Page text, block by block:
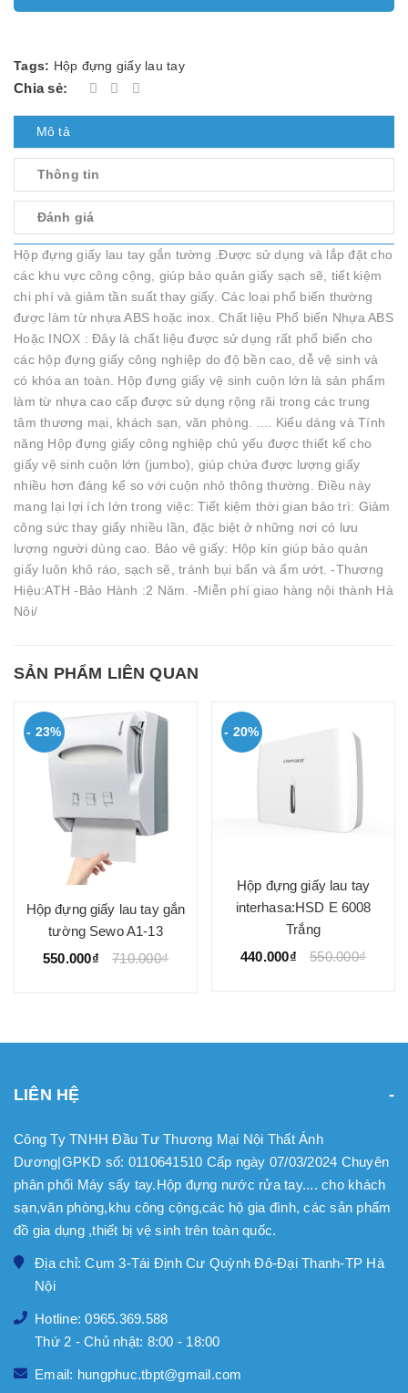
Tags: Hộp đựng giấy lau tay
Chia sẻ:
Mô tả
Thông tin
Đánh giá
Hộp đựng giấy lau tay gắn tường .Được sử dụng và lắp đặt cho
các khu vực công cộng, giúp bảo quản giấy sạch sẽ, tiết kiệm
chi phí và giảm tần suất thay giấy. Các loại phổ biến thường
được làm từ nhựa ABS hoặc inox. Chất liệu Phổ biến Nhựa ABS
Hoặc INOX : Đây là chất liệu được sử dụng rất phổ biến cho
các hộp đựng giấy công nghiệp do độ bền cao, dễ vệ sinh và
có khóa an toàn. Hộp đựng giấy vệ sinh cuộn lớn là sản phẩm
làm từ nhựa cao cấp được sử dụng rộng rãi trong các trung
tâm thương mại, khách sạn, văn phòng. .... Kiểu dáng và Tính
năng Hộp đựng giấy công nghiệp chủ yếu được thiết kế cho
giấy vệ sinh cuộn lớn (jumbo), giúp chứa được lượng giấy
nhiều hơn đáng kể so với cuộn nhỏ thông thường. Điều này
mang lại lợi ích lớn trong việc: Tiết kiệm thời gian bảo trì: Giảm
công sức thay giấy nhiều lần, đặc biệt ở những nơi có lưu
lượng người dùng cao. Bảo vệ giấy: Hộp kín giúp bảo quản
giấy luôn khô ráo, sạch sẽ, tránh bụi bẩn và ẩm ướt. -Thương
Hiệu:ATH -Bảo Hành :2 Năm. -Miễn phí giao hàng nội thành Hà
Nôi/
SẢN PHẨM LIÊN QUAN
- 23%
Hộp đựng giấy lau tay gắn
tường Sewo A1-13
550.000₫
710.000₫
- 20%
Hộp đựng giấy lau tay
interhasa:HSD E 6008
Trắng
440.000₫
550.000₫
LIÊN HỆ
Công Ty TNHH Đầu Tư Thương Mại Nội Thất Ánh
Dương|GPKD số: 0110641510 Cấp ngày 07/03/2024 Chuyên
phân phối Máy sấy tay.Hộp đựng nước rửa tay.... cho khách
sạn,văn phòng,khu công cộng,các hộ gia đình, các sản phẩm
đồ gia dụng ,thiết bị vệ sinh trên toàn quốc.
Địa chỉ: Cụm 3-Tái Định Cư Quỳnh Đô-Đại Thanh-TP Hà
Nội
Hotline: 0965.369.588
Thứ 2 - Chủ nhật: 8:00 - 18:00
Email: hungphuc.tbpt@gmail.com